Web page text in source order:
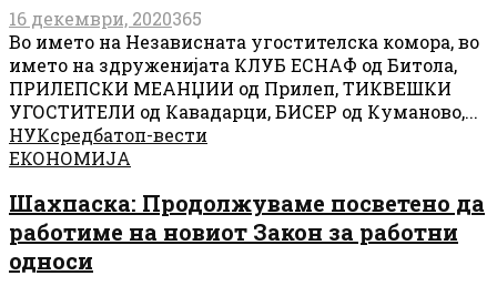
16 декември, 2020365
Во името на Независната угостителска комора, во
името на здруженијата КЛУБ ЕСНАФ од Битола,
ПРИЛЕПСКИ МЕАНЏИИ од Прилеп, ТИКВЕШКИ
УГОСТИТЕЛИ од Кавадарци, БИСЕР од Куманово,...
НУКсредбатоп-вести
ЕКОНОМИЈА
Шахпаска: Продолжуваме посветено да
работиме на новиот Закон за работни
односи